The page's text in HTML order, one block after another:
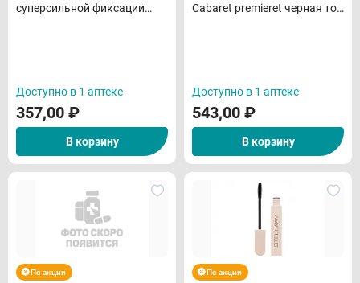
суперсильной фиксации
Доступно в 1 аптеке
357,00 ₽
В корзину
Cabaret premieret черная тон
Доступно в 1 аптеке
543,00 ₽
В корзину
По акции По акции